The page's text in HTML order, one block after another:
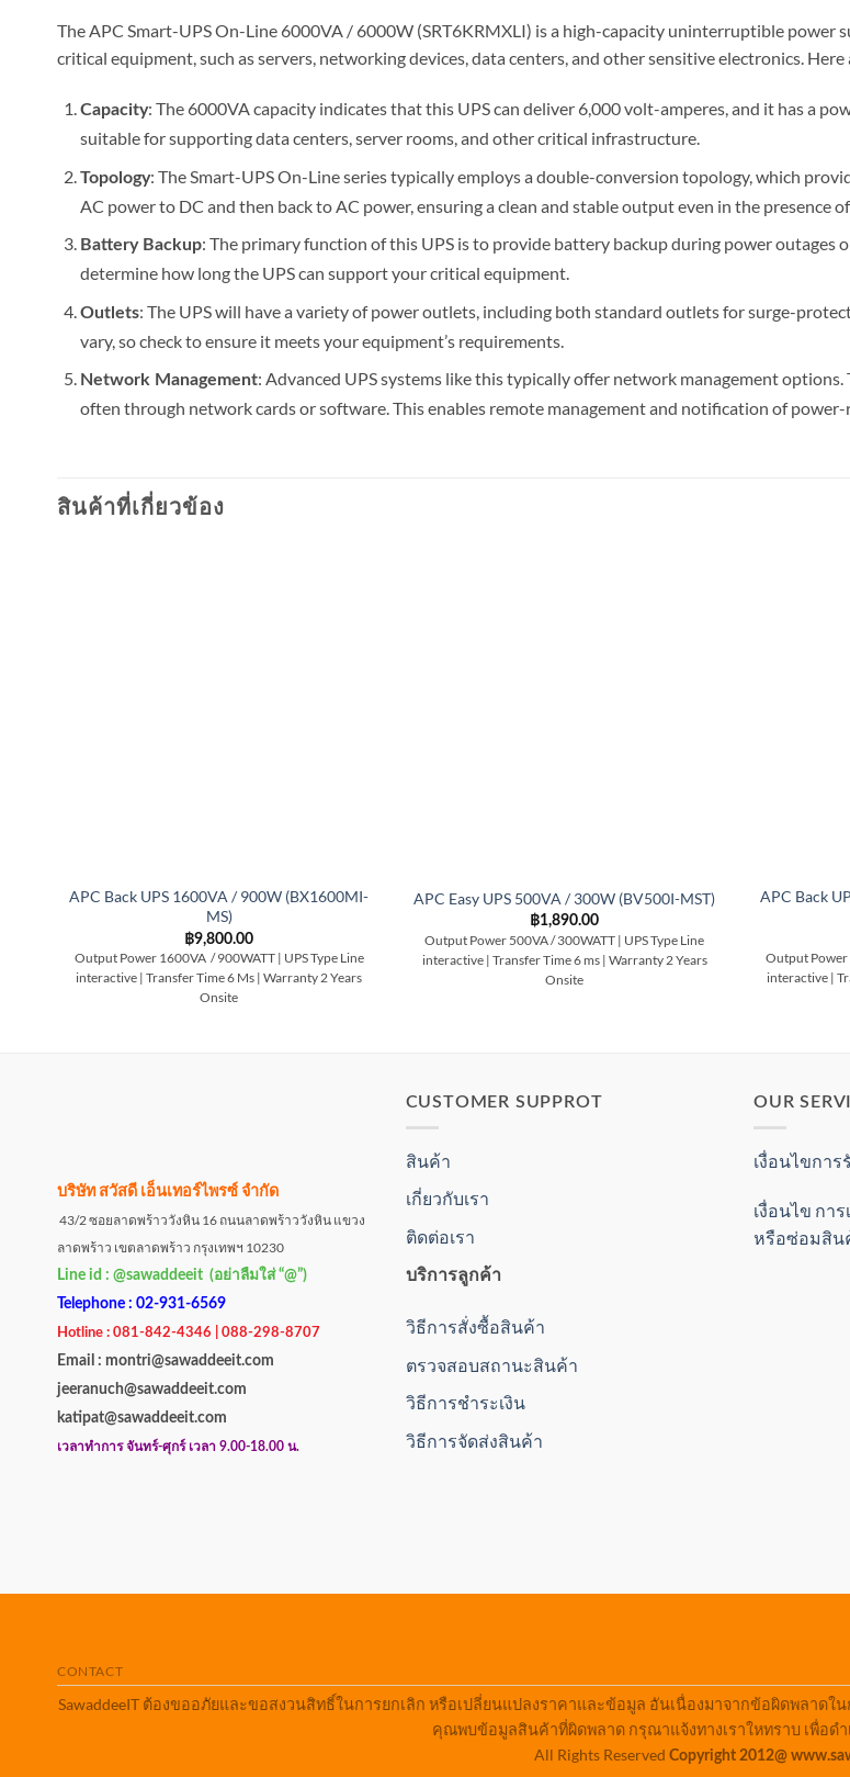
The APC Smart-UPS On-Line 6000VA / 6000W (SRT6KRMXLI) is a high-capacity uninterruptible
critical equipment, such as servers, networking devices, data centers, and other sensitive electronics.
Capacity: The 6000VA capacity indicates that this UPS can deliver 6,000 volt-amperes, and it has a
suitable for supporting data centers, server rooms, and other critical infrastructure.
Topology: The Smart-UPS On-Line series typically employs a double-conversion topology, which
AC power to DC and then back to AC power, ensuring a clean and stable output even in the presence
Battery Backup: The primary function of this UPS is to provide battery backup during power outages
determine how long the UPS can support your critical equipment.
Outlets: The UPS will have a variety of power outlets, including both standard outlets for surge-
vary, so check to ensure it meets your equipment’s requirements.
Network Management: Advanced UPS systems like this typically offer network management
often through network cards or software. This enables remote management and notification of
สินค้าที่เกี่ยวข้อง
APC Back UPS 1600VA / 900W (BX1600MI-
MS)
฿9,800.00
Output Power 1600VA / 900WATT | UPS Type Line
interactive | Transfer Time 6 Ms | Warranty 2 Years
Onsite
APC Easy UPS 500VA / 300W (BV500I-MST)
฿1,890.00
Output Power 500VA / 300WATT | UPS Type Line
interactive | Transfer Time 6 ms | Warranty 2 Years
Onsite
APC Back
Output Power
interactive |
บริษัท สวัสดี เอ็นเทอร์ไพรซ์ จำกัด
43/2 ซอยลาดพร้าววังหิน 16 ถนนลาดพร้าววังหิน แขวง
ลาดพร้าว เขตลาดพร้าว กรุงเทพฯ 10230
Line id : @sawaddeeit (อย่าลืมใส่ “@”)
Telephone : 02-931-6569
Hotline : 081-842-4346 | 088-298-8707
Email : montri@sawaddeeit.com
jeeranuch@sawaddeeit.com
katipat@sawaddeeit.com
เวลาทำการ จันทร์-ศุกร์ เวลา 9.00-18.00 น.
CUSTOMER SUPPROT
สินค้า
เกี่ยวกับเรา
ติดต่อเรา
บริการลูกค้า
วิธีการสั่งซื้อสินค้า
ตรวจสอบสถานะสินค้า
วิธีการชำระเงิน
วิธีการจัดส่งสินค้า
OUR
เงื่อนไขกา
เงื่อนไข กา
หรือซ่อมสิน
CONTACT
SawaddeeIT ต้องขออภัยและขอสงวนสิทธิ์ในการยกเลิก หรือเปลี่ยนแปลงราคาและข้อมูล อันเนื่องมาจากข้อผิดพลา
คุณพบข้อมูลสินค้าที่ผิดพลาด กรุณาแจ้งทางเราใหทราบ เพื่อด
All Rights Reserved Copyright 2012@